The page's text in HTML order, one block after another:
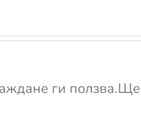
ги